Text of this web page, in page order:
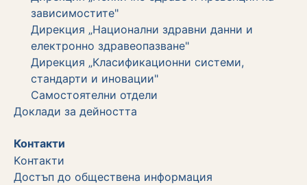
зависимостите"
Дирекция „Национални здравни данни и
електронно здравеопазване"
Дирекция „Класификационни системи,
стандарти и иновации"
Самостоятелни отдели
Дoклади за дейността
Контакти
Kонтакти
Достъп до обществена информация